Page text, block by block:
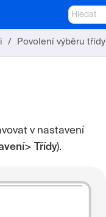
Povolení výběru třídy
v nastavení
> Třídy).